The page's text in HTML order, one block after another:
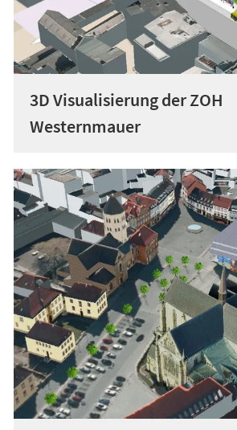
3D Visualisierung der ZOH
Westernmauer